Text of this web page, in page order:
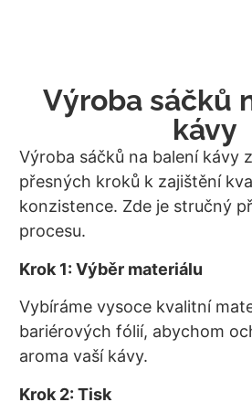
Výroba sáčků
kávy
Výroba sáčků na balení kávy
přesných kroků k zajištění
konzistence. Zde je stručný
procesu.
Krok 1: Výběr materiálu
Vybíráme vysoce kvalitní
bariérových fólií, abychom
aroma vaší kávy.
Krok 2: Tisk